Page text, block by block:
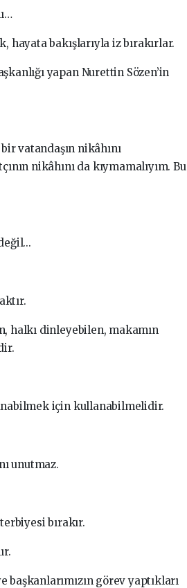
hayata bakışlarıyla iz bırakırlar.
yapan Nurettin Sözen’in
vatandaşın nikâhını
nikâhını da kıymamalıyım. Bu
halkı dinleyebilen, makamın
için kullanabilmelidir.
unutmaz.
bırakır.
görev yaptıkları